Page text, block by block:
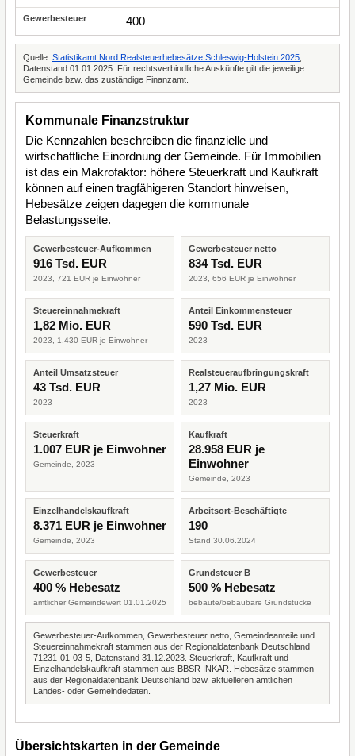
400
Quelle: Statistikamt Nord Realsteuerhebesätze Schleswig-Holstein 2025
Datenstand 01.01.2025. Für rechtsverbindliche Auskünfte gilt die jeweilige
Gemeinde bzw. das zuständige Finanzamt.
Kommunale Finanzstruktur
Die Kennzahlen beschreiben die finanzielle und
wirtschaftliche Einordnung der Gemeinde. Für Immobilien
ist das ein Makrofaktor: höhere Steuerkraft und Kaufkraft
können auf einen tragfähigeren Standort hinweisen,
Hebesätze zeigen dagegen die kommunale
Belastungsseite.
Gewerbesteuer-Aufkommen
916 Tsd. EUR
2023, 721 EUR je Einwohner
Gewerbesteuer netto
834 Tsd. EUR
2023, 656 EUR je Einwohner
Steuereinnahmekraft
1,82 Mio. EUR
2023, 1.430 EUR je Einwohner
Anteil Einkommensteuer
590 Tsd. EUR
2023
Anteil Umsatzsteuer
43 Tsd. EUR
2023
Realsteueraufbringungskraft
1,27 Mio. EUR
2023
Steuerkraft
1.007 EUR je Einwohner
Gemeinde, 2023
Kaufkraft
28.958 EUR je
Einwohner
Gemeinde, 2023
Einzelhandelskaufkraft
8.371 EUR je Einwohner
Gemeinde, 2023
Arbeitsort-Beschäftigte
190
Stand 30.06.2024
Gewerbesteuer
400 % Hebesatz
amtlicher Gemeindewert 01.01.2025
Grundsteuer B
500 % Hebesatz
bebaute/bebaubare Grundstücke
Gewerbesteuer-Aufkommen, Gewerbesteuer netto, Gemeindeanteile und
Steuereinnahmekraft stammen aus der Regionaldatenbank Deutschland
71231-01-03-5, Datenstand 31.12.2023. Steuerkraft, Kaufkraft und
Einzelhandelskaufkraft stammen aus BBSR INKAR. Hebesätze stammen
aus der Regionaldatenbank Deutschland bzw. aktuelleren amtlichen
Landes- oder Gemeindedaten.
Übersichtskarten in der Gemeinde